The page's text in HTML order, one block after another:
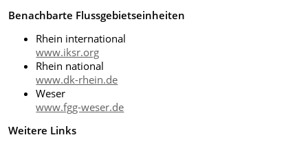
Benachbarte Flussgebietseinheiten
Rhein international
www.iksr.org
Rhein national
www.dk-rhein.de
Weser
www.fgg-weser.de
Weitere Links